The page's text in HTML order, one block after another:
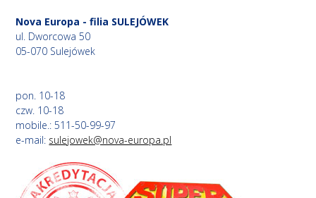
Nova Europa - filia SULEJÓWEK
ul. Dworcowa 50
05-070 Sulejówek
pon. 10-18
czw. 10-18
mobile.: 511-50-99-97
e-mail: sulejowek@nova-europa.pl